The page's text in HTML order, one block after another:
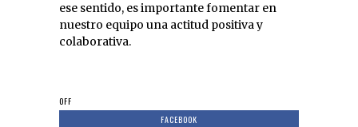
ese sentido, es importante fomentar en
nuestro equipo una actitud positiva y
colaborativa.
OFF
FACEBOOK